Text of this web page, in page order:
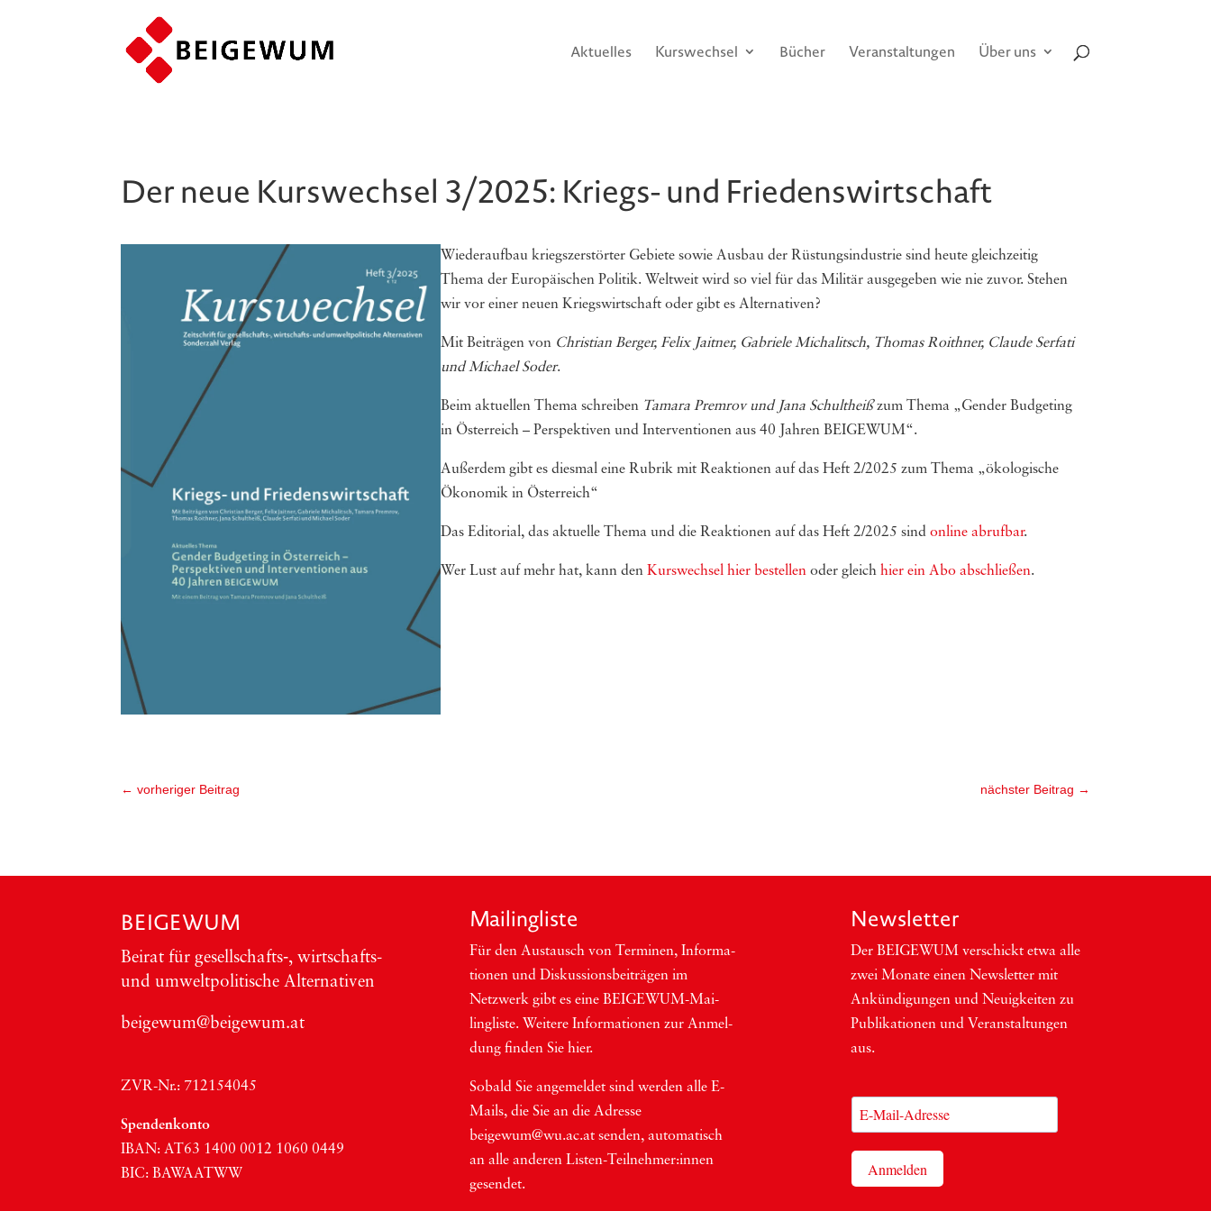
Aktuelles Kurswechsel Bücher Veranstaltungen Über uns
Der neue Kurswechsel 3/2025: Kriegs- und Friedenswirtschaft
Wiederaufbau kriegszerstörter Gebiete sowie Ausbau der Rüstungsindustrie sind heute gleichzeitig
Thema der Europäischen Politik. Weltweit wird so viel für das Militär ausgegeben wie nie zuvor. Stehen
wir vor einer neuen Kriegswirtschaft oder gibt es Alternativen?
Mit Beiträgen von Christian Berger, Felix Jaitner, Gabriele Michalitsch, Thomas Roithner, Claude Serfati
und Michael Soder.
Beim aktu­el­len Thema schrei­ben Tamara Premrov und Jana Schultheißzum Thema „Gender Budgeting
in Österreich – Perspektiven und Interventionen aus 40 Jahren BEIGEWUM“.
Außerdem gibt es diesmal eine Rubrik mit Reaktionen auf das Heft 2/2025 zum Thema „ökologische
Ökonomik in Österreich“
Das Edi­to­ri­al, das aktuelle Thema und die Reaktionen auf das Heft 2/2025 sindonline abrufbar.
Wer Lust auf mehr hat, kann denKurs­wech­sel hier bestellen oder gleichhier ein Abo abschließen.
←vorheriger Beitrag nächster Beitrag →
BEIGEWUM
Bei­rat für gesellschafts‑, wirt­schafts-
und umwelt­po­li­ti­sche Alter­na­ti­ven
beigewum@beigewum.at
ZVR-Nr.: 712154045
Spen­den­kon­to
IBAN:AT63 1400 0012 1060 0449
BIC:BAWAATWW
Mai­ling­lis­te
Für den Aus­tausch von Ter­mi­nen, Infor­ma­
tio­nen und Dis­kus­si­ons­bei­trä­gen im
Netzwerk gibt es eine BEI­GEWUM-Mai­
ling­lis­te. Wei­te­re Infor­ma­tio­nen zur Anmel­
dung fin­den Sie hier.
Sobald Sie ange­mel­det sind wer­den alle E-
Mails, die Sie an die Adres­se
beigewum@wu.ac.at sen­den, auto­ma­tisch
an alle ande­ren Lis­ten-Teil­neh­me­r:in­nen
gesendet.
Newsletter
Der BEIGEWUM ver­schickt etwa alle
zwei Mona­te einen News­let­ter mit
Ankün­di­gun­gen und Neu­ig­kei­ten zu
Publi­ka­tio­nen und Ver­an­stal­tun­gen
aus.